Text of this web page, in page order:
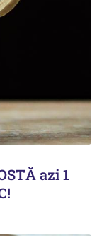
azi 1